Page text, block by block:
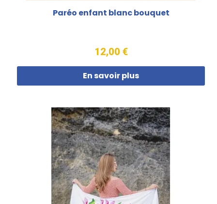
Paréo enfant blanc bouquet
12,00 €
En savoir plus